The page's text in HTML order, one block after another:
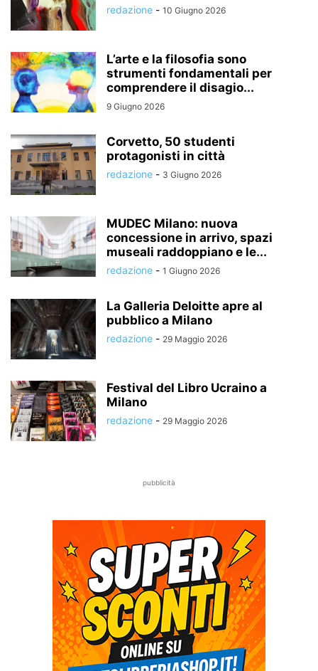
redazione - 10 Giugno 2026
L’arte e la filosofia sono
strumenti fondamentali per
comprendere il disagio...
9 Giugno 2026
Corvetto, 50 studenti
protagonisti in città
redazione - 3 Giugno 2026
MUDEC Milano: nuova
concessione in arrivo, spazi
museali raddoppiano e le...
redazione - 1 Giugno 2026
La Galleria Deloitte apre al
pubblico a Milano
redazione - 29 Maggio 2026
Festival del Libro Ucraino a
Milano
redazione - 29 Maggio 2026
pubblicità